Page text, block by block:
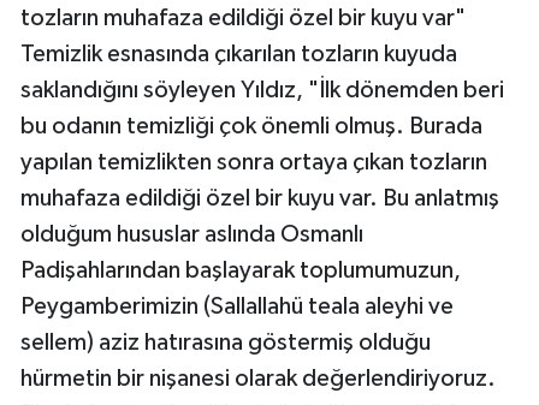
tozların muhafaza edildiği özel bir kuyu var"
Temizlik esnasında çıkarılan tozların kuyuda
saklandığını söyleyen Yıldız, "İlk dönemden beri
bu odanın temizliği çok önemli olmuş. Burada
yapılan temizlikten sonra ortaya çıkan tozların
muhafaza edildiği özel bir kuyu var. Bu anlatmış
olduğum hususlar aslında Osmanlı
Padişahlarından başlayarak toplumumuzun,
Peygamberimizin (Sallallahü teala aleyhi ve
sellem) aziz hatırasına göstermiş olduğu
hürmetin bir nişanesi olarak değerlendiriyoruz.